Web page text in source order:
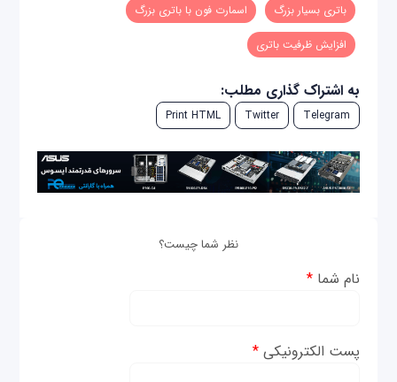
باتری بسیار بزرگ اسمارت فون با باتری بزرگ
افزایش ظرفیت باتری
به اشتراک گذاری مطلب:
Telegram
Twitter
Print HTML
نظر شما چیست؟
نام شما*
پست الکترونیکی*